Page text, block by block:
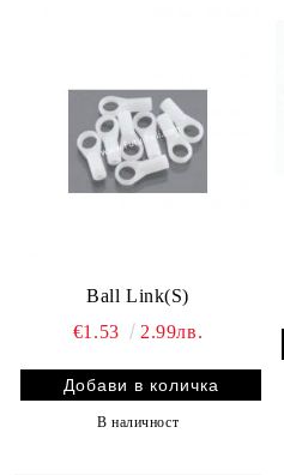
Ball Link(S)
€1.53
2.99лв.
В наличност